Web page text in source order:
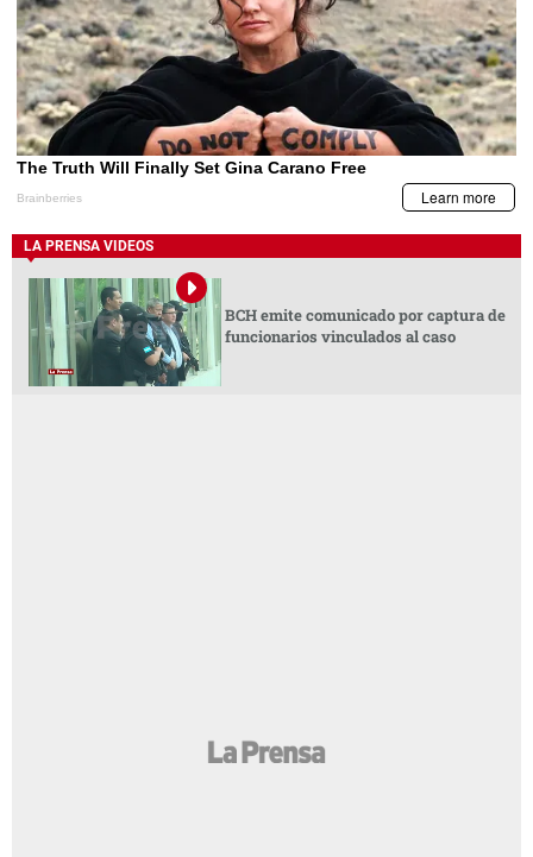
LA PRENSA VIDEOS
BCH emite comunicado por captura de
funcionarios vinculados al caso